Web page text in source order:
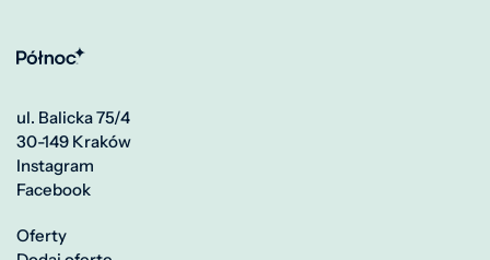
ul. Balicka 75/4
30-149 Kraków
Instagram
Facebook
Oferty